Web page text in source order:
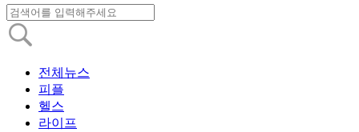
전체뉴스
피플
헬스
라이프